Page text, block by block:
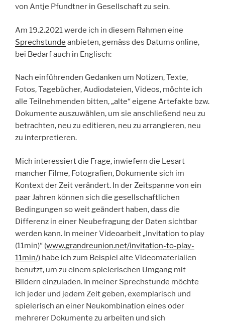
von Antje Pfundtner in Gesellschaft zu sein.
Am 19.2.2021 werde ich in diesem Rahmen eine
Sprechstunde anbieten, gemäss des Datums online,
bei Bedarf auch in Englisch:
Nach einführenden Gedanken um Notizen, Texte,
Fotos, Tagebücher, Audiodateien, Videos, möchte ich
alle Teilnehmenden bitten, „alte“ eigene Artefakte bzw.
Dokumente auszuwählen, um sie anschließend neu zu
betrachten, neu zu editieren, neu zu arrangieren, neu
zu interpretieren.
Mich interessiert die Frage, inwiefern die Lesart
mancher Filme, Fotografien, Dokumente sich im
Kontext der Zeit verändert. In der Zeitspanne von ein
paar Jahren können sich die gesellschaftlichen
Bedingungen so weit geändert haben, dass die
Differenz in einer Neubefragung der Daten sichtbar
werden kann. In meiner Videoarbeit „Invitation to play
(11min)“ (www.grandreunion.net/invitation-to-play-
11min/) habe ich zum Beispiel alte Videomaterialien
benutzt, um zu einem spielerischen Umgang mit
Bildern einzuladen. In meiner Sprechstunde möchte
ich jeder und jedem Zeit geben, exemplarisch und
spielerisch an einer Neukombination eines oder
mehrerer Dokumente zu arbeiten und sich